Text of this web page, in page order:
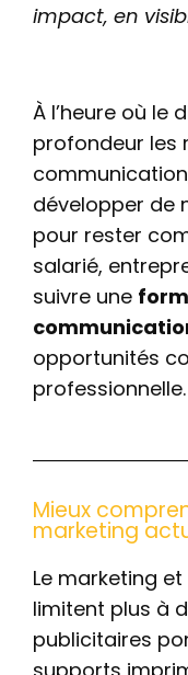
impact, en
À l’heure où le
profondeur les
développer de
pour rester
salarié,
suivre une
opportunités
professionnelle.
Mieux
marketing
Le marketing
limitent plus à
publicitaires